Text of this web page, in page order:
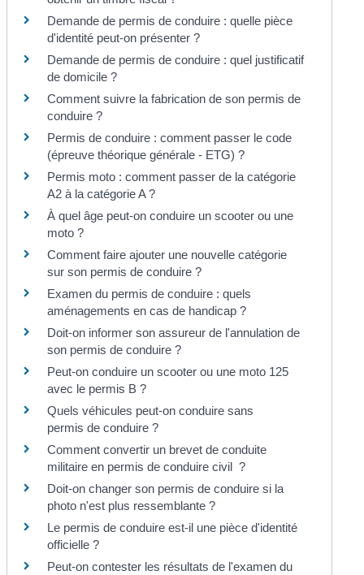
Demande de permis de conduire : quelle pièce
d'identité peut-on présenter ?
Demande de permis de conduire : quel justificatif
de domicile ?
Comment suivre la fabrication de son permis de
conduire ?
Permis de conduire : comment passer le code
(épreuve théorique générale - ETG) ?
Permis moto : comment passer de la catégorie
A2 à la catégorie A ?
À quel âge peut-on conduire un scooter ou une
moto ?
Comment faire ajouter une nouvelle catégorie
sur son permis de conduire ?
Examen du permis de conduire : quels
aménagements en cas de handicap ?
Doit-on informer son assureur de l'annulation de
son permis de conduire ?
Peut-on conduire un scooter ou une moto 125
avec le permis B ?
Quels véhicules peut-on conduire sans
permis de conduire ?
Comment convertir un brevet de conduite
militaire en permis de conduire civil ?
Doit-on changer son permis de conduire si la
photo n'est plus ressemblante ?
Le permis de conduire est-il une pièce d'identité
officielle ?
Peut-on contester les résultats de l'examen du